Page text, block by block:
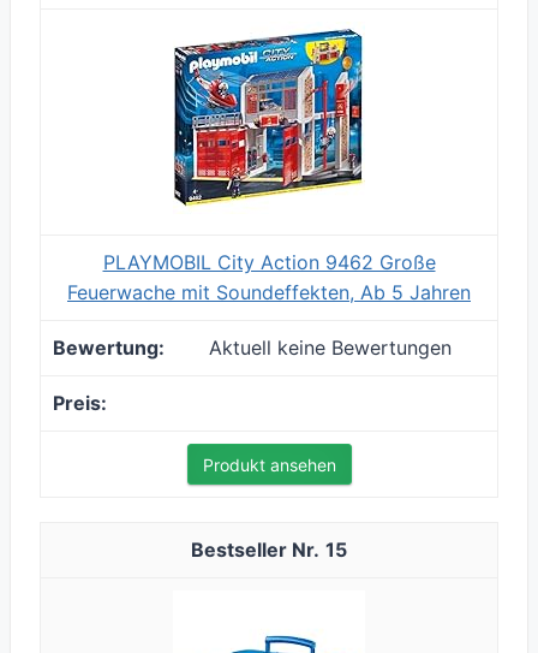
PLAYMOBIL City Action 9462 Große
Feuerwache mit Soundeffekten, Ab 5 Jahren
Aktuell keine Bewertungen
Produkt ansehen
15